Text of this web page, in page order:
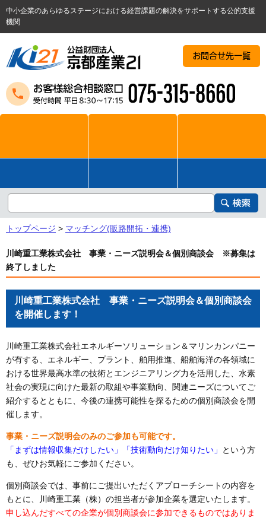
中小企業のあらゆるステージにおける経営課題の解決をサポートする公的支援
機関
お問合せ先一覧
トップページ > マッチング(販路開拓・連携)
川崎重工業株式会社 事業・ニーズ説明会＆個別商談会 ※募集は
終了しました
川崎重工業株式会社 事業・ニーズ説明会＆個別商談会
を開催します！
川崎重工業株式会社エネルギーソリューション＆マリンカンパニー
が有する、エネルギー、プラント、舶用推進、船舶海洋の各領域に
おける世界最高水準の技術とエンジニアリング力を活用した、水素
社会の実現に向けた最新の取組や事業動向、関連ニーズについてご
紹介するとともに、今後の連携可能性を探るための個別商談会を開
催します。
事業・ニーズ説明会のみのご参加も可能です。
「まずは情報収集だけしたい」「技術動向だけ知りたい」
という方
も、ぜひお気軽にご参加ください。
個別商談会では、事前にご提出いただくアプローチシートの内容を
もとに、
川崎重工業（株）の担当者が参加企業を選定いたします。
申し込んだすべての企業が個別商談会に参加できるものではありま